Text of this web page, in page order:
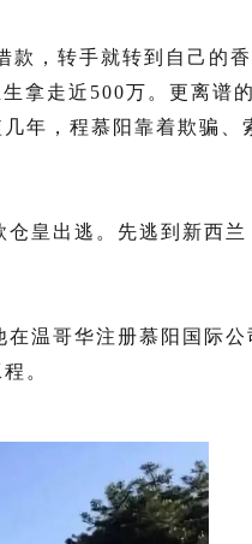
，转手就转到自己的
拿走近500万。更离谱
年，程慕阳靠着欺骗、
皇出逃。先逃到新西兰
在温哥华注册慕阳国际公
。